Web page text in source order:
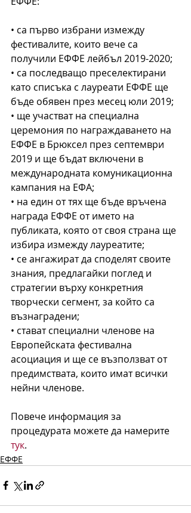
• са първо избрани измежду
фестивалите, които вече са
получили ЕФФЕ лейбъл 2019-2020;
• са последващо преселектирани
като списъка с лауреати ЕФФЕ ще
бъде обявен през месец юли 2019;
• ще участват на специална
церемония по награждаването на
ЕФФЕ в Брюксел през септември
2019 и ще бъдат включени в
международната комуникационна
кампания на ЕФА;
• на един от тях ще бъде връчена
награда ЕФФЕ от името на
публиката, която от своя страна ще
избира измежду лауреатите;
• се ангажират да споделят своите
знания, предлагайки поглед и
стратегии върху конкретния
творчески сегмент, за който са
възнаградени;
• стават специални членове на
Европейската фестивална
асоциация и ще се възползват от
предимствата, които имат всички
нейни членове.
Повече информация за
процедурата можете да намерите
тук.
ЕФФЕ